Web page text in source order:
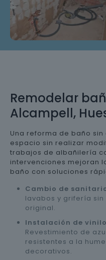
Remodelar
Alcampell,
Una reforma de baño
espacio sin realizar
trabajos de albañilería
intervenciones mejoran
baño con soluciones
Cambio de
lavabos y grifería
original.
Instalación de
Revestimiento de
resistentes a la
decorativos.